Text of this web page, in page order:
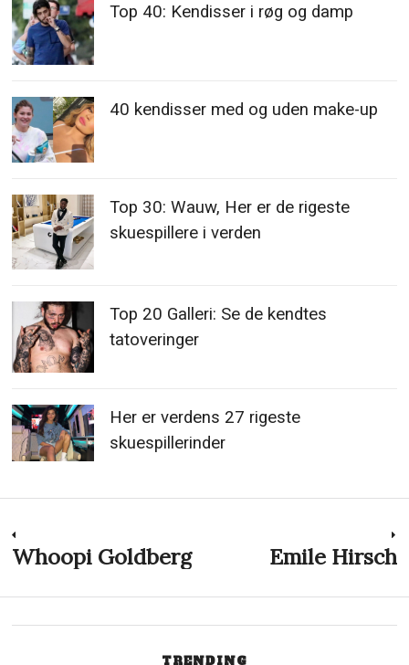
Top 40: Kendisser i røg og damp
40 kendisser med og uden make-up
Top 30: Wauw, Her er de rigeste
skuespillere i verden
Top 20 Galleri: Se de kendtes
tatoveringer
Her er verdens 27 rigeste
skuespillerinder
Indlægsnavigation
Previous
Whoopi Goldberg Emile Hirsch
TRENDING